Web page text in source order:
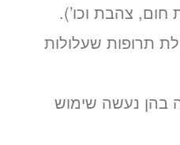
צהבת וכו’).
תרופות שעלולות
בהן נעשה שימוש